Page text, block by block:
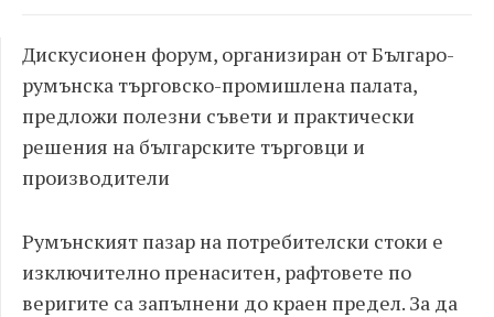
Дискусионен форум, организиран от Българо-
румънска търговско-промишлена палата,
предложи полезни съвети и практически
решения на българските търговци и
производители
Румънският пазар на потребителски стоки е
изключително пренаситен, рафтовете по
веригите са запълнени до краен предел. За да